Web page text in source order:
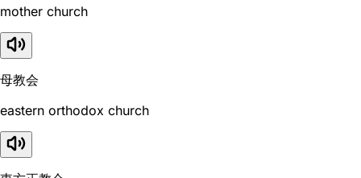
mother church
母教会
eastern orthodox church